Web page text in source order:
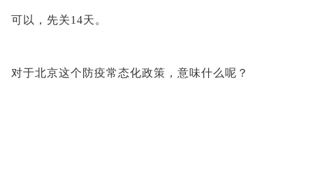
可以，先关14天。
对于北京这个防疫常态化政策，意味什么呢？